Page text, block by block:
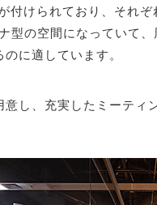
付けられており、それぞ
型の空間になっていて、
に適しています。
し、充実したミーティ